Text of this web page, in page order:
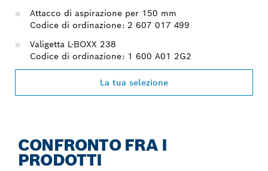
Attacco di aspirazione per 150 mm
Codice di ordinazione: 2 607 017 499
Valigetta L-BOXX 238
Codice di ordinazione: 1 600 A01 2G2
La tua selezione
CONFRONTO FRA I
PRODOTTI